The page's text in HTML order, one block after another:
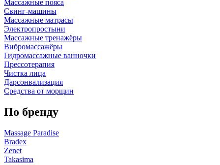
Массажные пояса
Свинг-машины
Массажные матрасы
Электропростыни
Массажные тренажёры
Вибромассажёры
Гидромассажные ванночки
Прессотерапия
Чистка лица
Дарсонвализация
Средства от морщин
По бренду
Massage Paradise
Bradex
Zenet
Takasima